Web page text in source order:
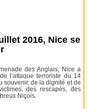
2016, Nice se
des Anglais, Nice a
l’attaque terroriste du 14
souvenir, de la dignité et de
des rescapés, des
Niçois.